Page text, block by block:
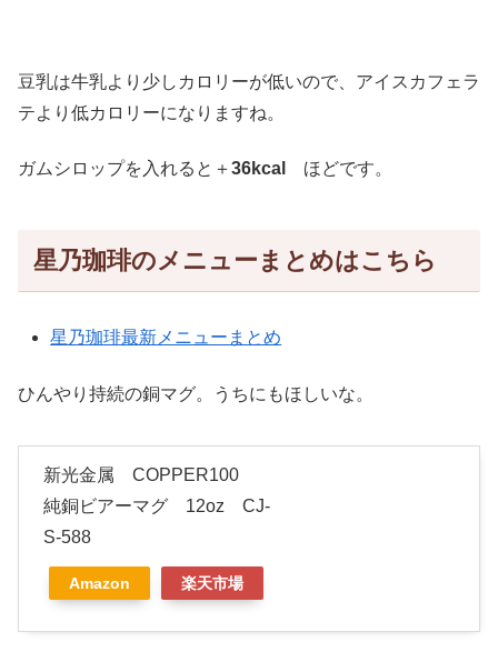
豆乳は牛乳より少しカロリーが低いので、アイスカフェラ
テより低カロリーになりますね。
ガムシロップを入れると＋36kcal ほどです。
星乃珈琲のメニューまとめはこちら
星乃珈琲最新メニューまとめ
ひんやり持続の銅マグ。うちにもほしいな。
新光金属 COPPER100
純銅ビアーマグ 12oz CJ-
S-588
Amazon 楽天市場